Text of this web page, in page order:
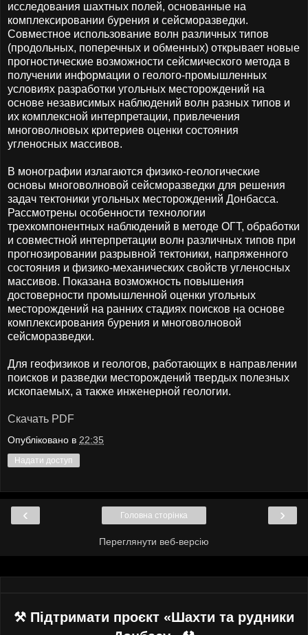
исследования шахтных полей, основанные на
комплексировании бурения и сейсморазведки.
Совместное использование волн различных типов
(продольных, поперечных и обменных) открывает новые
прогностические возможности сейсмического метода в
получении информации о геолого-промышленных
условиях разработки угольных месторождений на
основе независимых наблюдений волн разных типов и
их комплексной интерпретации, привлечения
многоволновых критериев оценки состояния
угленосных массивов.
В монографии излагаются физико-геологические
основы многоволновой сейсморазведки для решения
задач тектоники угольных месторождений Донбасса.
Рассмотрены особенности технологии
трехкомпонентных наблюдений в методе ОГТ, обработки
и совместной интерпретации волн различных типов при
прогнозировании разрывной тектоники, напряженного
состояния и физико-механических свойств угленосных
массивов. Показана возможность повышения
достоверности промышленной оценки угольных
месторождений на ранних стадиях поисков на основе
комплексирования бурения и многоволновой
сейсморазведки.
Для геофизиков и геологов, работающих в направлении
поисков и разведки месторождений твердых полезных
ископаемых, а также инженерной геологии.
Скачать PDF
Опубліковано в 22:35
Надати доступ
‹ ›
Головна сторінка
Переглянути веб-версію
⚒ Підтримати проєкт «Шахти та рудники